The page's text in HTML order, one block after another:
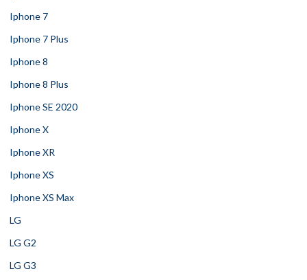
Iphone 7
Iphone 7 Plus
Iphone 8
Iphone 8 Plus
Iphone SE 2020
Iphone X
Iphone XR
Iphone XS
Iphone XS Max
LG
LG G2
LG G3